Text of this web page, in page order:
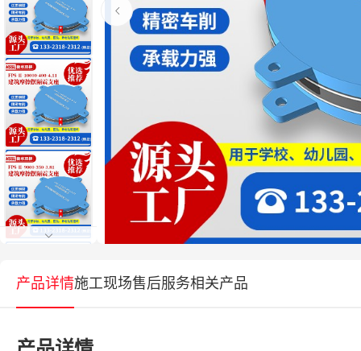
产品详情施工现场售后服务相关产品